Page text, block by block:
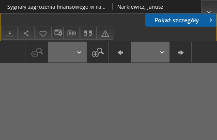
Pokaż szczegóły
Sygnały zagrożenia finansowego w raporcie rocznym przedsiębiorstwa Narkiewicz, Janusz